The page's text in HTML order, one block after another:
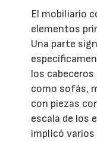
El mobiliario
elementos
Una parte
los
como sofás,
con piezas
escala de los
implicó